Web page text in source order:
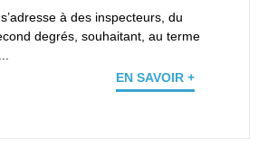
à des inspecteurs, du
degrés, souhaitant, au terme
EN SAVOIR +